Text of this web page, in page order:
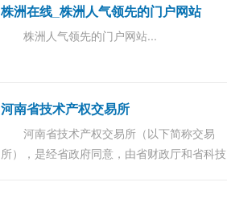
株洲在线_株洲人气领先的门户网站
株洲人气领先的门户网站...
河南省技术产权交易所
河南省技术产权交易所（以下简称交易
所），是经省政府同意，由省财政厅和省科技